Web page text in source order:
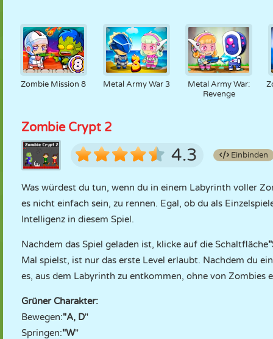
Zombie Mission 8 Metal Army War 3
Metal Army War:
Revenge
Zombie Crypt 2
4.3 Einbinden
Was würdest du tun, wenn du in einem Labyrinth voller
es nicht einfach sein, zu rennen. Egal, ob du als
Intelligenz in diesem Spiel.
Nachdem das Spiel geladen ist, klicke auf die Schaltfläche
Mal spielst, ist nur das erste Level erlaubt. Nachdem du
es, aus dem Labyrinth zu entkommen, ohne von Zombies
Grüner Charakter:
Bewegen:"A, D"
Springen:"W"